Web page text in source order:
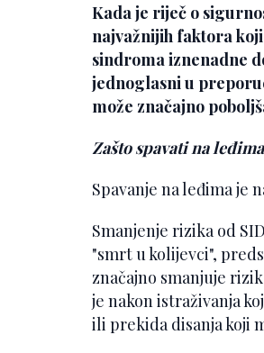
Kada je riječ o
najvažnijih faktora
sindroma iznenadne
jednoglasni u
može značajno
Zašto spavati na
Spavanje na leđima je
Smanjenje rizika od
"smrt u kolijevci",
značajno smanjuje
je nakon istraživanja
ili prekida disanja koji